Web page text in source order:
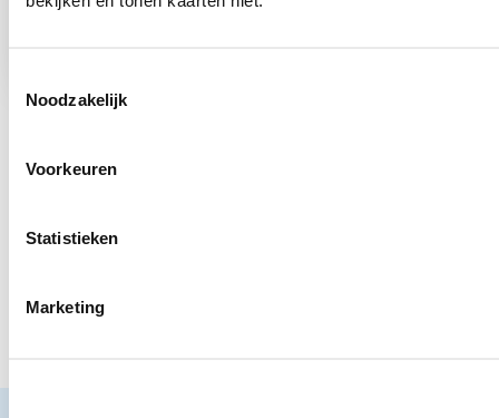
Noodzakelijk
Voorkeuren
Statistieken
Marketing
Churchilllaan 11
06 - 103 20 372